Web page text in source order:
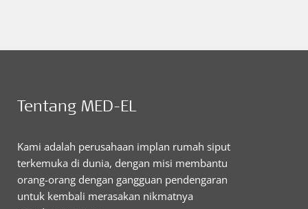
Tentang MED-EL
Kami adalah perusahaan implan rumah siput
terkemuka di dunia, dengan misi membantu
orang-orang dengan gangguan pendengaran
untuk kembali merasakan nikmatnya